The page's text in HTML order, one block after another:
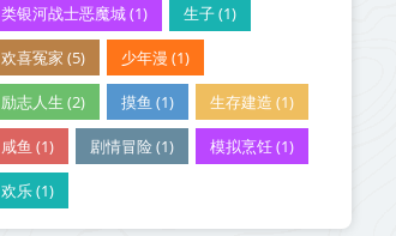
类银河战士恶魔城 (1) 生子 (1)
欢喜冤家 (5) 少年漫 (1)
励志人生 (2) 摸鱼 (1) 生存建造 (1)
咸鱼 (1) 剧情冒险 (1) 模拟烹饪 (1)
欢乐 (1)